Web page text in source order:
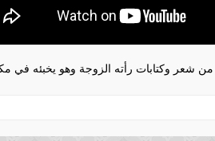
شعر وكتابات رأته الزوجة وهو يخبئه في